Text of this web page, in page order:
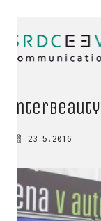
23.5.2016